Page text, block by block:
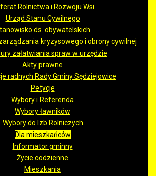
Rolnictwa i Rozwoju Wsi
Urząd Stanu Cywilnego
ds. obywatelskich
kryzysowego i obrony cywilnej
załatwiania spraw w urzędzie
Akty prawne
radnych Rady Gminy Sędziejowice
Petycje
Wybory i Referenda
Wybory ławników
Wybory do Izb Rolniczych
Dla mieszkańców
Informator gminny
Życie codzienne
Mieszkania